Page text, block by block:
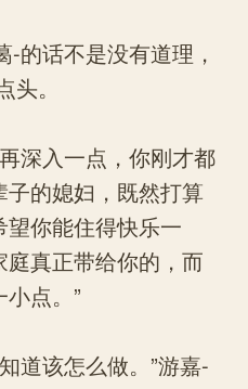
的话不是没有道理，
。
深入一点，你刚才都
的媳妇，既然打算
你能住得快乐一
真正带给你的，而
点。”
该怎么做。”游嘉-